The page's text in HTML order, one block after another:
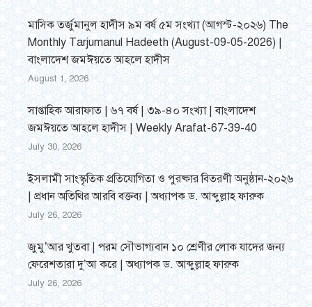
মাসিক তর্জুমানুল হাদীস ৯ম বর্ষ ৫ম সংখ্যা (আগস্ট-২০২৬) The
Monthly Tarjumanul Hadeeth (August-09-05-2026) |
বাংলাদেশ জমঈয়তে আহলে হাদীস
August 1, 2026
সাপ্তাহিক আরাফাত | ৬৭ বর্ষ | ৩৯-৪০ সংখ্যা | বাংলাদেশ
জমঈয়তে আহলে হাদীস | Weekly Arafat-67-39-40
July 30, 2026
ইসলামী সাংস্কৃতিক প্রতিযোগিতা ও পুরষ্কার বিতরণী অনুষ্ঠান-২০২৬
| প্রধান অতিথির আরবি বক্তব্য | অধ্যাপক ড. আব্দুল্লাহ ফারুক
July 26, 2026
জুমু’আর খুতবা | পরম সৌভাগ্যবান ১০ শ্রেণীর লোক যাদের জন্য
ফেরেশতারা দু’আ করে | অধ্যাপক ড. আব্দুল্লাহ ফারুক
July 26, 2026